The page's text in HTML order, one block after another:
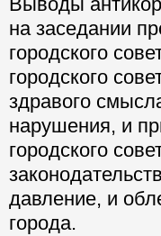
на заседании
городского
городского
здравого
нарушения, и
городского
давление, и
города.